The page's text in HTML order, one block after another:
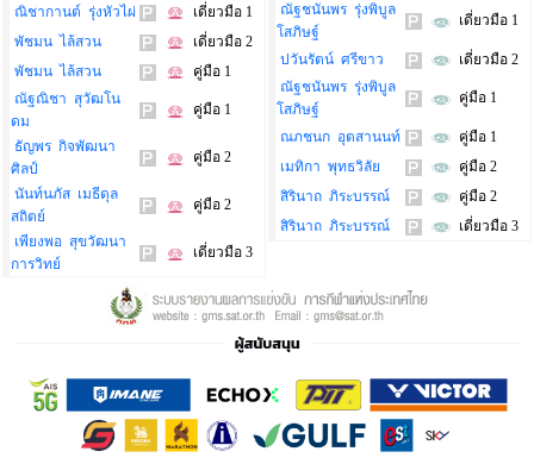
ณิชากานต์ รุ่งหัวไผ่
เดี่ยวมือ 1
พัชมน ไล้สวน
เดี่ยวมือ 2
พัชมน ไล้สวน
คู่มือ 1
ณัฐณิชา สุวัฒโน
ดม
คู่มือ 1
ธัญพร กิจพัฒนา
ศิลป์
คู่มือ 2
นันท์นภัส เมธีดุล
สถิตย์
คู่มือ 2
เพียงพอ สุขวัฒนา
การวิทย์
เดี่ยวมือ 3
ณัฐชนันพร รุ่งพิบูล
โสภิษฐ์
เดี่ยวมือ 1
ปวันรัตน์ ศรีขาว
เดี่ยวมือ 2
ณัฐชนันพร รุ่งพิบูล
โสภิษฐ์
คู่มือ 1
ณภชนก อุตสานนท์
คู่มือ 1
เมทิกา พุทธวิลัย
คู่มือ 2
สิรินาถ ภิระบรรณ์
คู่มือ 2
สิรินาถ ภิระบรรณ์
เดี่ยวมือ 3